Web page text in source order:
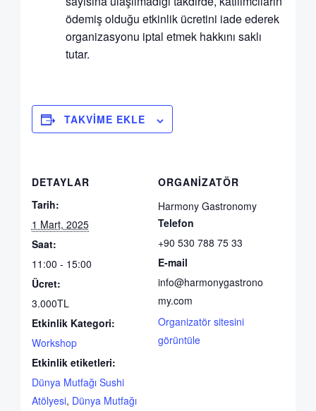
ödemiş olduğu etkinlik ücretini iade ederek
organizasyonu iptal etmek hakkını saklı
tutar.
TAKVIME EKLE
DETAYLAR
Tarih:
1 Mart, 2025
Saat:
11:00 - 15:00
Ücret:
3.000TL
Etkinlik Kategori:
Workshop
Etkinlik etiketleri:
Dünya Mutfağı Sushi
Atölyesi, Dünya Mutfağı
ORGANIZATÖR
Harmony Gastronomy
Telefon
+90 530 788 75 33
E-mail
info@harmonygastrono
my.com
Organizatör sitesini
görüntüle